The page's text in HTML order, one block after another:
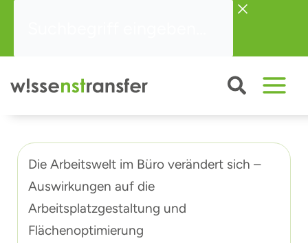
springen
Die Arbeitswelt im Büro verändert sich –
Auswirkungen auf die
Arbeitsplatzgestaltung und
Flächenoptimierung